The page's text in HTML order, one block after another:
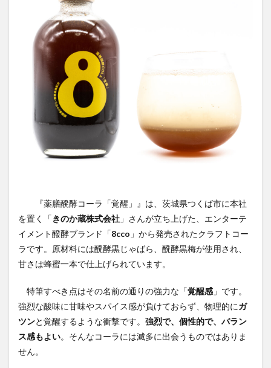
『薬膳醗酵コーラ「覚醒」』は、茨城県つくば市に本社
を置く「きのか蔵株式会社 」さんが立ち上げた、エンターテ
イメント醱酵ブランド「8cco 」から発売されたクラフトコー
ラです。原材料には醗酵黒じゃばら、醗酵黒梅が使用され、
甘さは蜂蜜一本で仕上げられています。
特筆すべき点はその名前の通りの強力な「覚醒感 」です。
強烈な酸味に甘味やスパイス感が負けておらず、物理的にガ
ツンと覚醒するような衝撃です。 強烈で、個性的で、バラン
ス感もよい。そんなコーラには滅多に出会うものではありま
せん。
233コーラ
shima cola
SOIL
SPICE DRINK SYRUP クラフトコーラ
TOBA TOBA COLA
TOKYOクラフトコーラ
UMAMI COLA
YASOコーラ
YATA COLA
YOKOHAMAクラフトコーラ
ZONE
アサヒ
アサヒ飲料 アップルパイ
OFFCOLA
NiziU
F&F クラフトコーラ
31アイスクリーム
BOTANICAL CRAFT COLA
Coke_ON_Passシリーズ
coland
FANTA
NARA COLA
FUIGO herocola
jiu
KAMECOLA
karmanncoffee
Meimetsu
MOTO COLA
MotoCola
muennnosuke
あまさけ
アメリカ アンケート
スーパー
ご当地コーラ
ご当地ドリンク
サーティワン
サントリー
シナモン
じゃがりこ
ジャンクフード
ジンジャーエール
スーパーコーラ
コカコーラ博物館